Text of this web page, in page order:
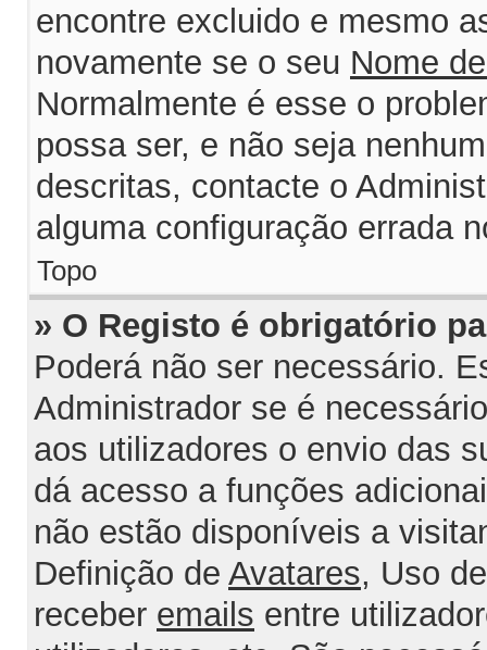
encontre excluido e mesmo
novamente se o seu Nome
Normalmente é esse o
possa ser, e não seja
descritas, contacte o
alguma configuração errada
Topo
» O Registo é obrigatório
Poderá não ser necessário.
Administrador se é
aos utilizadores o envio das
dá acesso a funções
não estão disponíveis a
Definição de Avatares, Uso
receber emails entre